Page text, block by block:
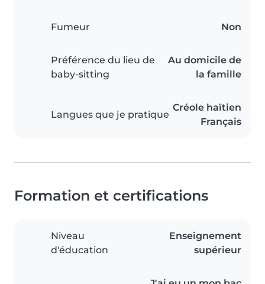
Fumeur Non
Préférence du lieu de
baby-sitting
Au domicile de
la famille
Langues que je pratique
Créole haïtien
Français
Formation et certifications
Niveau
d'éducation
Enseignement
supérieur